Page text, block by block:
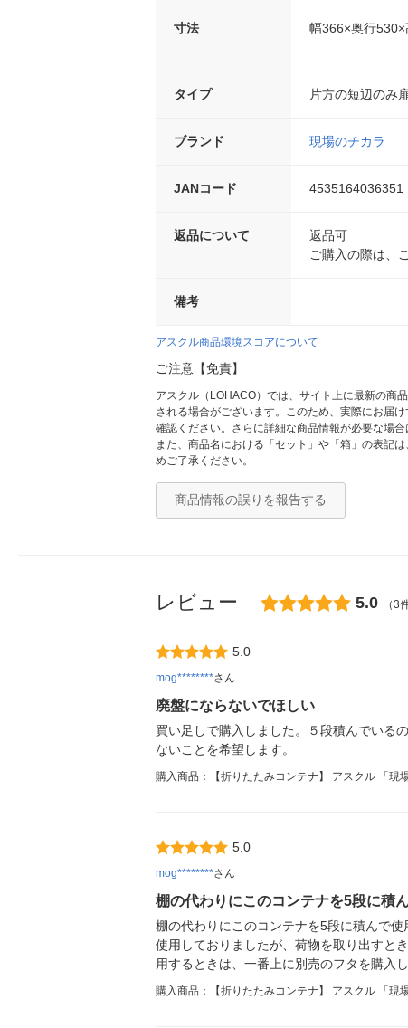
寸法 幅366×奥行
タイプ 片方の短辺のみ
ブランド 現場のチカラ
JANコード 4535164036351
返品について
返品可
ご購入の際は、
備考
アスクル商品環境スコアについて
ご注意【免責】
アスクル（LOHACO）では、サイト上に最新の商
される場合がございます。このため、実際にお届
確認ください。さらに詳細な商品情報が必要な場
また、商品名における「セット」や「箱」の表記
めご了承ください。
商品情報の誤りを報告する
レビュー 5.0 （3
5.0
mog********さん
廃盤にならないでほしい
買い足しで購入しました。５段積んでいる
ないことを希望します。
購入商品：【折りたたみコンテナ】 アスクル 「現
5.0
mog********さん
棚の代わりにこのコンテナを5段に積
棚の代わりにこのコンテナを5段に積んで
使用しておりましたが、荷物を取り出すと
用するときは、一番上に別売のフタを購入
購入商品：【折りたたみコンテナ】 アスクル 「現